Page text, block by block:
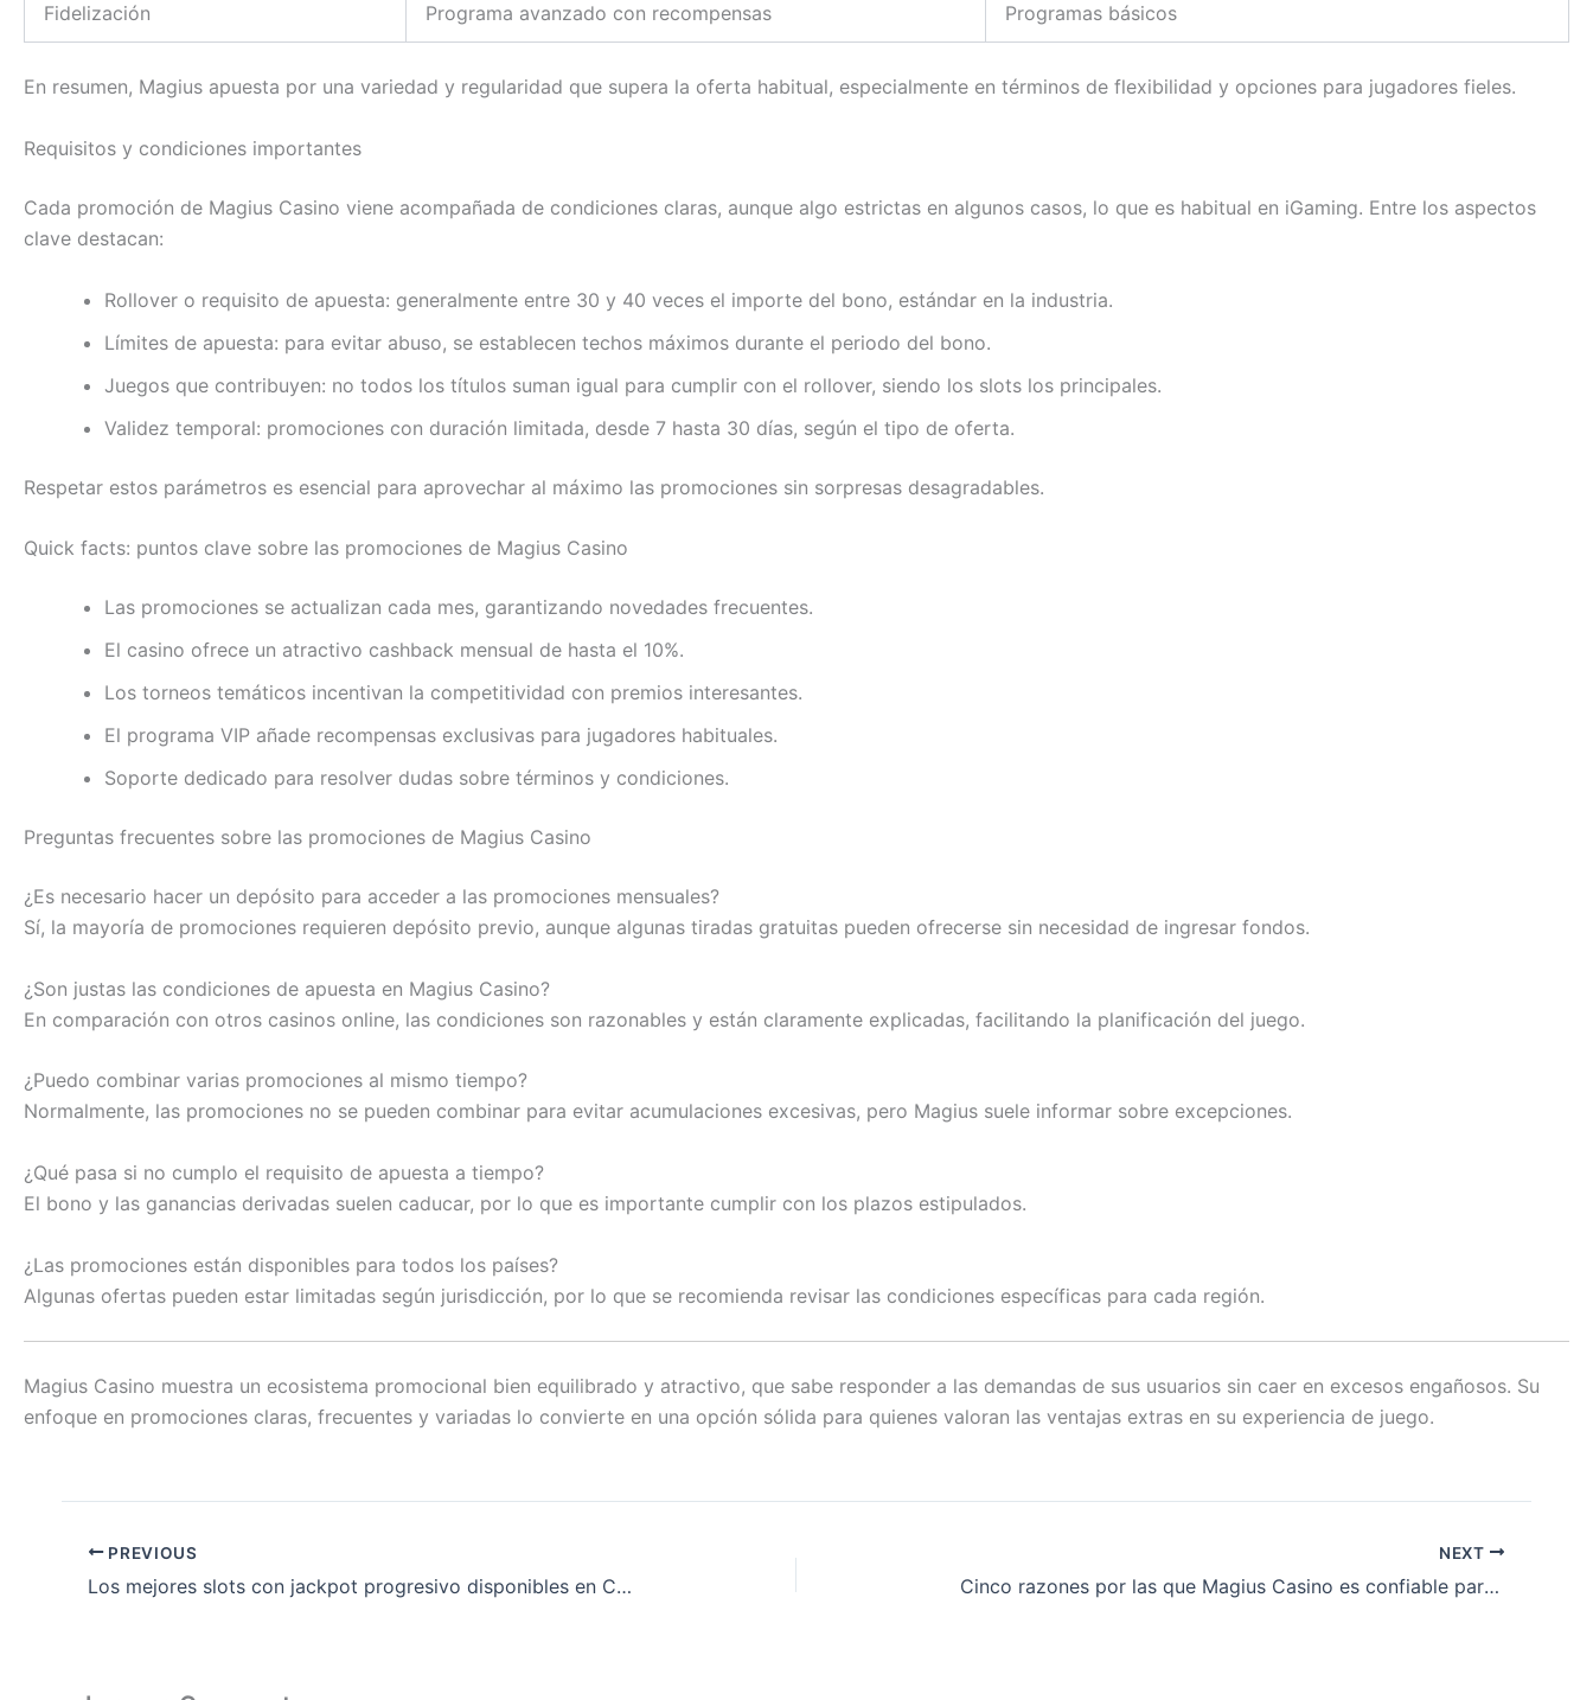
Fidelización Programa avanzado con recompensas Programas básicos
En resumen, Magius apuesta por una variedad y regularidad que supera la oferta habitual, especialmente en términos de flexibilidad y opciones para jugadores fieles.
Requisitos y condiciones importantes
Cada promoción de Magius Casino viene acompañada de condiciones claras, aunque algo estrictas en algunos casos, lo que es habitual en iGaming. Entre los aspectos
clave destacan:
Rollover o requisito de apuesta: generalmente entre 30 y 40 veces el importe del bono, estándar en la industria.
Límites de apuesta: para evitar abuso, se establecen techos máximos durante el periodo del bono.
Juegos que contribuyen: no todos los títulos suman igual para cumplir con el rollover, siendo los slots los principales.
Validez temporal: promociones con duración limitada, desde 7 hasta 30 días, según el tipo de oferta.
Respetar estos parámetros es esencial para aprovechar al máximo las promociones sin sorpresas desagradables.
Quick facts: puntos clave sobre las promociones de Magius Casino
Las promociones se actualizan cada mes, garantizando novedades frecuentes.
El casino ofrece un atractivo cashback mensual de hasta el 10%.
Los torneos temáticos incentivan la competitividad con premios interesantes.
El programa VIP añade recompensas exclusivas para jugadores habituales.
Soporte dedicado para resolver dudas sobre términos y condiciones.
Preguntas frecuentes sobre las promociones de Magius Casino
¿Es necesario hacer un depósito para acceder a las promociones mensuales?
Sí, la mayoría de promociones requieren depósito previo, aunque algunas tiradas gratuitas pueden ofrecerse sin necesidad de ingresar fondos.
¿Son justas las condiciones de apuesta en Magius Casino?
En comparación con otros casinos online, las condiciones son razonables y están claramente explicadas, facilitando la planificación del juego.
¿Puedo combinar varias promociones al mismo tiempo?
Normalmente, las promociones no se pueden combinar para evitar acumulaciones excesivas, pero Magius suele informar sobre excepciones.
¿Qué pasa si no cumplo el requisito de apuesta a tiempo?
El bono y las ganancias derivadas suelen caducar, por lo que es importante cumplir con los plazos estipulados.
¿Las promociones están disponibles para todos los países?
Algunas ofertas pueden estar limitadas según jurisdicción, por lo que se recomienda revisar las condiciones específicas para cada región.
Magius Casino muestra un ecosistema promocional bien equilibrado y atractivo, que sabe responder a las demandas de sus usuarios sin caer en excesos engañosos. Su
enfoque en promociones claras, frecuentes y variadas lo convierte en una opción sólida para quienes valoran las ventajas extras en su experiencia de juego.
PREVIOUS
Los mejores slots con jackpot progresivo disponibles en Casinado Casino
NEXT
Cinco razones por las que Magius Casino es confiable para jugar